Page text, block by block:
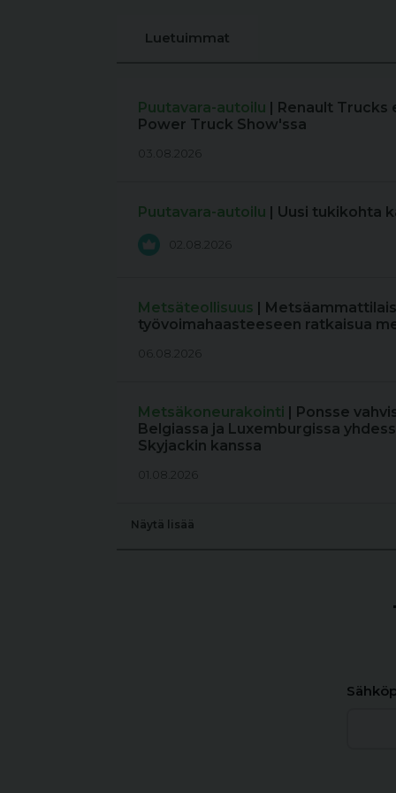
Luetuimmat
Puutavara-autoilu | Renault Trucks
Power Truck Show'ssa
03.08.2026
Puutavara-autoilu | Uusi tukikohta
02.08.2026
Metsäteollisuus |
työvoimahaasteeseen ratkaisua
06.08.2026
Metsäkoneurakointi | Ponsse
Belgiassa ja Luxemburgissa
Skyjackin kanssa
01.08.2026
Näytä lisää